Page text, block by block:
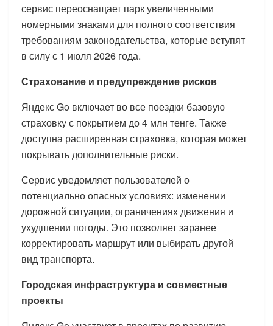
сервис переоснащает парк увеличенными
номерными знаками для полного соответствия
требованиям законодательства, которые вступят
в силу с 1 июля 2026 года.
Страхование и предупреждение рисков
Яндекс Go включает во все поездки базовую
страховку с покрытием до 4 млн тенге. Также
доступна расширенная страховка, которая может
покрывать дополнительные риски.
Сервис уведомляет пользователей о
потенциально опасных условиях: изменении
дорожной ситуации, ограничениях движения и
ухудшении погоды. Это позволяет заранее
корректировать маршрут или выбирать другой
вид транспорта.
Городская инфраструктура и совместные
проекты